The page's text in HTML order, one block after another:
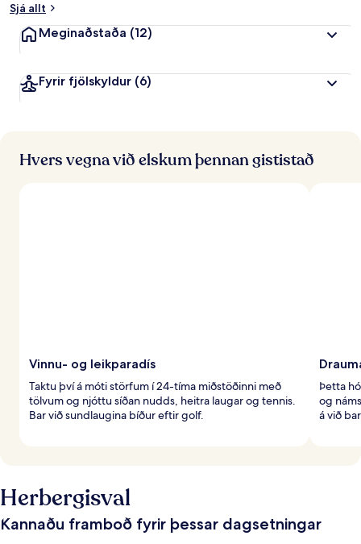
Sjá allt
Meginaðstaða (12)
Fyrir fjölskyldur (6)
Hvers vegna við elskum þennan gististað
Vinnu- og leikparadís
Taktu því á móti störfum í 24-tíma miðstöðinni með
tölvum og njóttu síðan nudds, heitra laugar og tennis.
Bar við sundlaugina bíður eftir golf.
Þetta
og
á við
Herbergisval
Kannaðu framboð fyrir þessar dagsetningar